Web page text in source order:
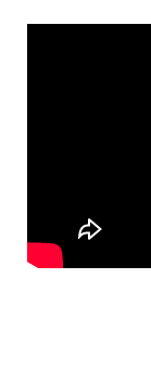
お問い合
オンライ